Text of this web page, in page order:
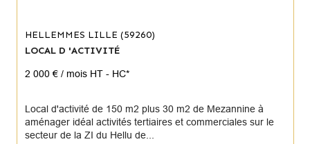
HELLEMMES LILLE (59260)
LOCAL D 'ACTIVITÉ
2 000 € / mois HT - HC*
Local d'activité de 150 m2 plus 30 m2 de Mezannine à
aménager idéal activités tertiaires et commerciales sur le
secteur de la ZI du Hellu de...